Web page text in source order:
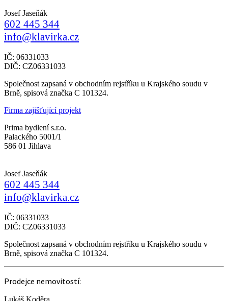
Josef Jaseňák
602 445 344
info@klavirka.cz
IČ: 06331033
DIČ: CZ06331033
Společnost zapsaná v obchodním rejstříku u Krajského soudu v
Brně, spisová značka C 101324.
Firma zajišťující projekt
Prima bydlení s.r.o.
Palackého 5001/1
586 01 Jihlava
Josef Jaseňák
602 445 344
info@klavirka.cz
IČ: 06331033
DIČ: CZ06331033
Společnost zapsaná v obchodním rejstříku u Krajského soudu v
Brně, spisová značka C 101324.
Prodejce nemovitostí: